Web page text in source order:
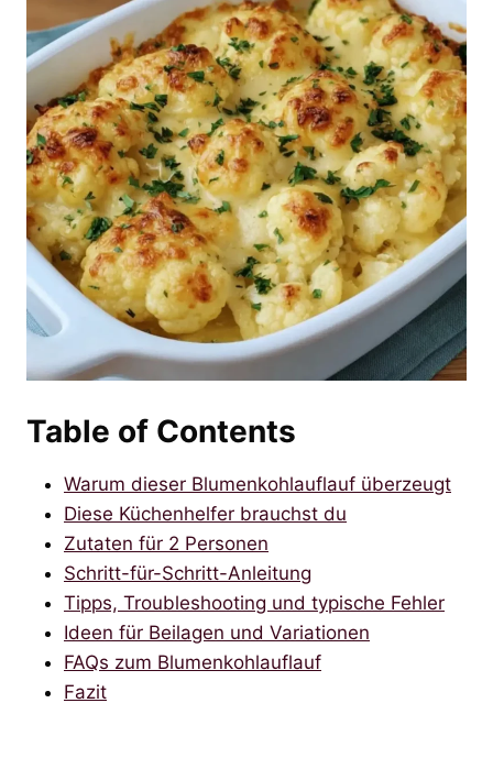
Table of Contents
Warum dieser Blumenkohlauflauf überzeugt
Diese Küchenhelfer brauchst du
Zutaten für 2 Personen
Schritt-für-Schritt-Anleitung
Tipps, Troubleshooting und typische Fehler
Ideen für Beilagen und Variationen
FAQs zum Blumenkohlauflauf
Fazit